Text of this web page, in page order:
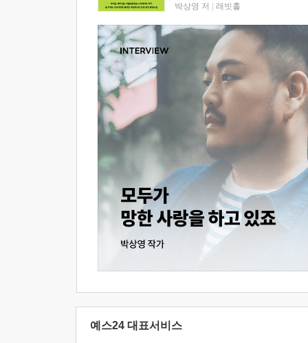
박상영 저 래빗홀
예스24 대표서비스